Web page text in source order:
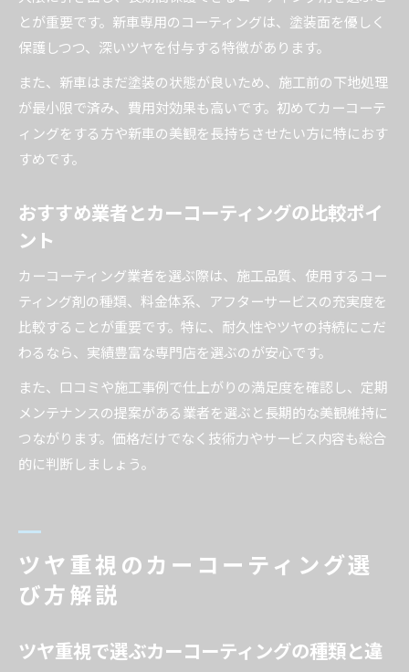
とが重要です。新車専用のコーティングは、塗装面を優しく
保護しつつ、深いツヤを付与する特徴があります。
また、新車はまだ塗装の状態が良いため、施工前の下地処理
が最小限で済み、費用対効果も高いです。初めてカーコーテ
ィングをする方や新車の美観を長持ちさせたい方に特におす
すめです。
おすすめ業者とカーコーティングの比較ポイ
ント
カーコーティング業者を選ぶ際は、施工品質、使用するコー
ティング剤の種類、料金体系、アフターサービスの充実度を
比較することが重要です。特に、耐久性やツヤの持続にこだ
わるなら、実績豊富な専門店を選ぶのが安心です。
また、口コミや施工事例で仕上がりの満足度を確認し、定期
メンテナンスの提案がある業者を選ぶと長期的な美観維持に
つながります。価格だけでなく技術力やサービス内容も総合
的に判断しましょう。
ツヤ重視のカーコーティング選
び方解説
ツヤ重視で選ぶカーコーティングの種類と違